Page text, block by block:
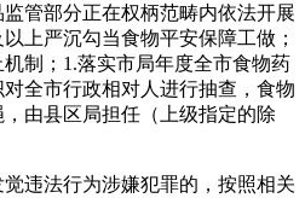
管部分正在权柄范畴内依法开展
上严沉勾当食物平安保障工做；
制；1.落实市局年度全市食物药
全市行政相对人进行抽查，食物
由县区局担任（上级指定的除
法行为涉嫌犯罪的，按照相关